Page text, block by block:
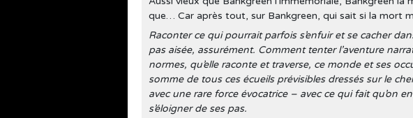
que… Car après tout, sur Bankgreen, qui sait si la mort
Raconter ce qui pourrait parfois s’enfuir et se cacher
pas aisée, assurément. Comment tenter l’aventure
normes, qu’elle raconte et traverse, ce monde et ses
somme de tous ces écueils prévisibles dressés sur le
avec une rare force évocatrice – avec ce qui fait qu’on
s’éloigner de ses pas.